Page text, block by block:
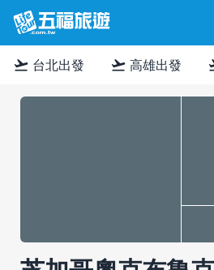
flight_takeoff 台北出發 flight_takeoff 高雄出發